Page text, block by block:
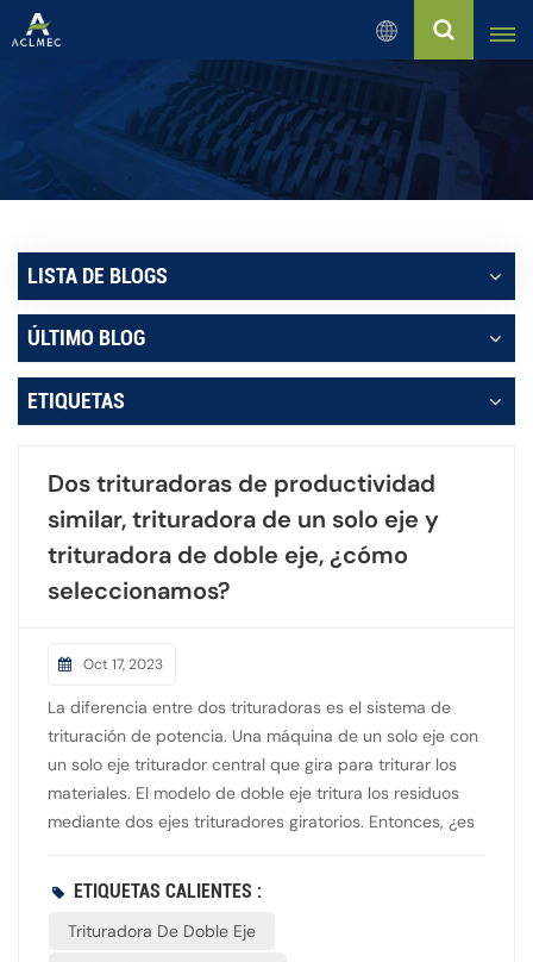
Español
English
Русский
Español
بالعربية
Français
Português
LISTA DE BLOGS
ÚLTIMO BLOG
ETIQUETAS
Dos trituradoras de productividad
similar, trituradora de un solo eje y
trituradora de doble eje, ¿cómo
seleccionamos?
Oct 17, 2023
La diferencia entre dos trituradoras es el sistema de
trituración de potencia. Una máquina de un solo eje con
un solo eje triturador central que gira para triturar los
materiales. El modelo de doble eje tritura los residuos
mediante dos ejes trituradores giratorios. Entonces, ¿es
de un solo eje ¿Uno en volumen de rendimiento? En
dos trituradoras El material utilizado para fabricar las
ETIQUETAS CALIENTES :
Trituradora De Doble Eje